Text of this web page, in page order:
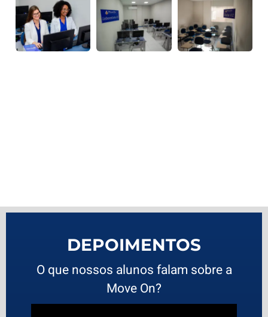
DEPOIMENTOS
O que nossos alunos falam sobre a
Move On?